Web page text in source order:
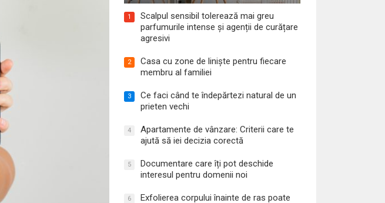
1
Scalpul sensibil tolerează mai greu
parfumurile intense și agenții de curățare
agresivi
2
Casa cu zone de liniște pentru fiecare
membru al familiei
3
Ce faci când te îndepărtezi natural de un
prieten vechi
4
Apartamente de vânzare: Criterii care te
ajută să iei decizia corectă
5
Documentare care îți pot deschide
interesul pentru domenii noi
6
Exfolierea corpului înainte de ras poate